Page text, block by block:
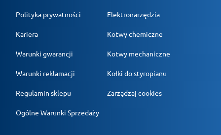
Polityka prywatności
Kariera
Warunki gwarancji
Warunki reklamacji
Regulamin sklepu
Ogólne Warunki Sprzedaży
Elektronarzędzia
Kotwy chemiczne
Kotwy mechaniczne
Kołki do styropianu
Zarządzaj cookies